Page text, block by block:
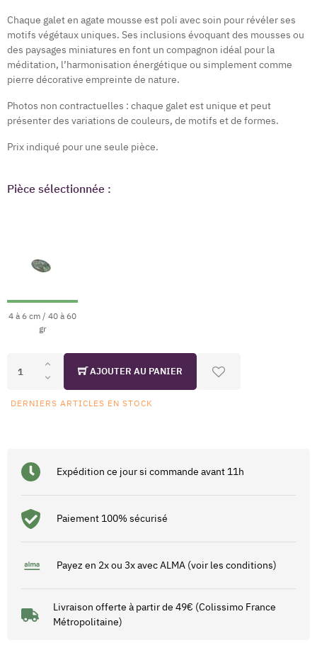
Chaque galet en agate mousse est poli avec soin pour révéler ses
motifs végétaux uniques. Ses inclusions évoquant des mousses ou
des paysages miniatures en font un compagnon idéal pour la
méditation, l’harmonisation énergétique ou simplement comme
pierre décorative empreinte de nature.
Photos non contractuelles : chaque galet est unique et peut
présenter des variations de couleurs, de motifs et de formes.
Prix indiqué pour une seule pièce.
Pièce sélectionnée :
4 à 6 cm / 40 à 60
gr
AJOUTER AU PANIER
DERNIERS ARTICLES EN STOCK
Expédition ce jour si commande avant 11h
Paiement 100% sécurisé
Payez en 2x ou 3x avec ALMA (voir les conditions)
Livraison offerte à partir de 49€ (Colissimo France
Métropolitaine)